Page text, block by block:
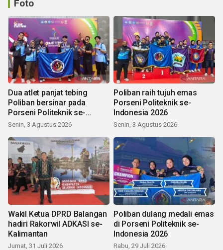
Foto
Dua atlet panjat tebing
Poliban bersinar pada
Porseni Politeknik se-
Indonesia 2026
Senin, 3 Agustus 2026
Poliban raih tujuh emas
Porseni Politeknik se-
Indonesia 2026
Senin, 3 Agustus 2026
Wakil Ketua DPRD Balangan
hadiri Rakorwil ADKASI se-
Kalimantan
Jumat, 31 Juli 2026
Poliban dulang medali emas
di Porseni Politeknik se-
Indonesia 2026
Rabu, 29 Juli 2026